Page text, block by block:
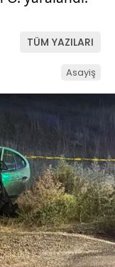
TÜM YAZILARI
Asayiş